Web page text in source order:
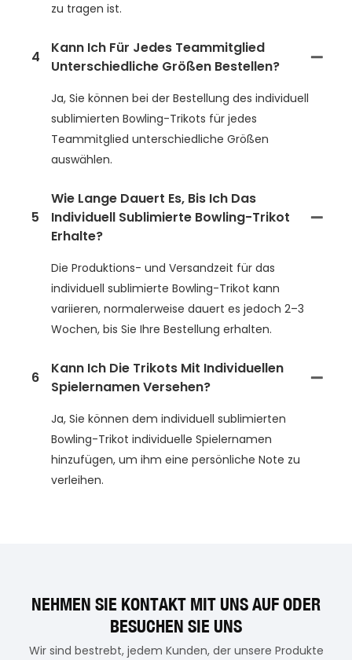
zu tragen ist.
4
Kann Ich Für Jedes Teammitglied
Unterschiedliche Größen Bestellen?
Ja, Sie können bei der Bestellung des individuell
sublimierten Bowling-Trikots für jedes
Teammitglied unterschiedliche Größen
auswählen.
5
Wie Lange Dauert Es, Bis Ich Das
Individuell Sublimierte Bowling-Trikot
Erhalte?
Die Produktions- und Versandzeit für das
individuell sublimierte Bowling-Trikot kann
variieren, normalerweise dauert es jedoch 2–3
Wochen, bis Sie Ihre Bestellung erhalten.
6
Kann Ich Die Trikots Mit Individuellen
Spielernamen Versehen?
Ja, Sie können dem individuell sublimierten
Bowling-Trikot individuelle Spielernamen
hinzufügen, um ihm eine persönliche Note zu
verleihen.
NEHMEN SIE KONTAKT MIT UNS AUF ODER
BESUCHEN SIE UNS
Wir sind bestrebt, jedem Kunden, der unsere Produkte